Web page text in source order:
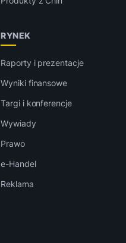
RYNEK
Raporty i prezentacje
Wyniki finansowe
Targi i konferencje
Wywiady
Prawo
e-Handel
Reklama